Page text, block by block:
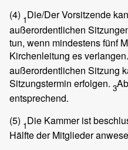
(4) 1Die/Der Vorsitzende
außerordentlichen
tun, wenn mindestens fünf
Kirchenleitung es verlangen.
außerordentlichen Sitzung
Sitzungstermin erfolgen. 3
entsprechend.
(5) 1Die Kammer ist
Hälfte der Mitglieder